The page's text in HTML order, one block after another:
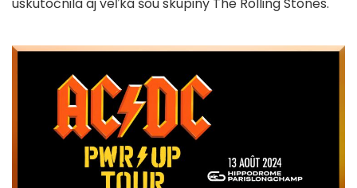
uskutočnila aj veľká šou skupiny The Rolling Stones.